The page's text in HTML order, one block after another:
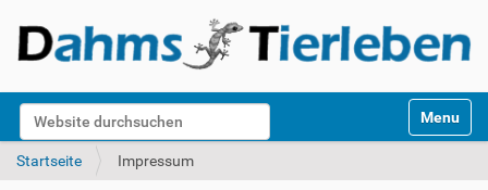
Website durchsuchen
k
Toggle
Startseite Impressum